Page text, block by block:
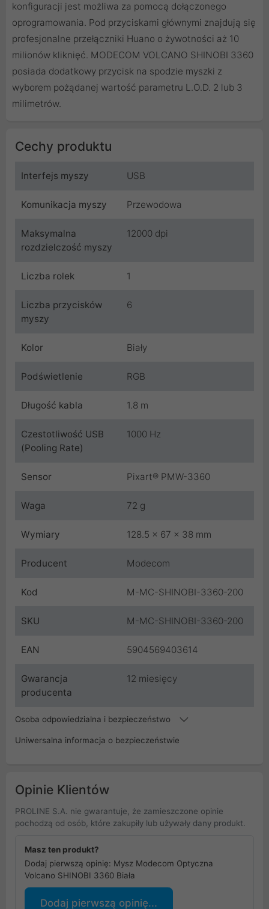
konfiguracji jest możliwa za pomocą dołączonego
oprogramowania. Pod przyciskami głównymi znajdują się
profesjonalne przełączniki Huano o żywotności aż 10
milionów kliknięć. MODECOM VOLCANO SHINOBI 3360
posiada dodatkowy przycisk na spodzie myszki z
wyborem pożądanej wartość parametru L.O.D. 2 lub 3
milimetrów.
Cechy produktu
Interfejs myszy USB
Komunikacja myszy Przewodowa
Maksymalna
rozdzielczość myszy
12000 dpi
Liczba rolek 1
Liczba przycisków
myszy
6
Kolor Biały
Podświetlenie RGB
Długość kabla 1.8 m
Czestotliwość USB
(Pooling Rate)
1000 Hz
Sensor Pixart® PMW-3360
Waga 72 g
Wymiary 128.5 x 67 x 38 mm
Producent Modecom
Kod M-MC-SHINOBI-3360-200
SKU M-MC-SHINOBI-3360-200
EAN 5904569403614
Gwarancja
producenta
12 miesięcy
Osoba odpowiedzialna i bezpieczeństwo
Uniwersalna informacja o bezpieczeństwie
Opinie Klientów
PROLINE S.A. nie gwarantuje, że zamieszczone opinie
pochodzą od osób, które zakupiły lub używały dany produkt.
Masz ten produkt?
Dodaj pierwszą opinię: Mysz Modecom Optyczna
Volcano SHINOBI 3360 Biała
Dodaj pierwszą opinię...